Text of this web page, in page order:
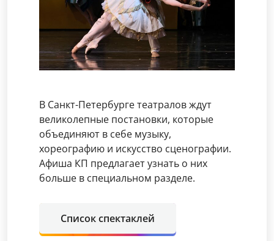
В Санкт-Петербурге театралов ждут
великолепные постановки, которые
объединяют в себе музыку,
хореографию и искусство сценографии.
Афиша КП предлагает узнать о них
больше в специальном разделе.
Список спектаклей